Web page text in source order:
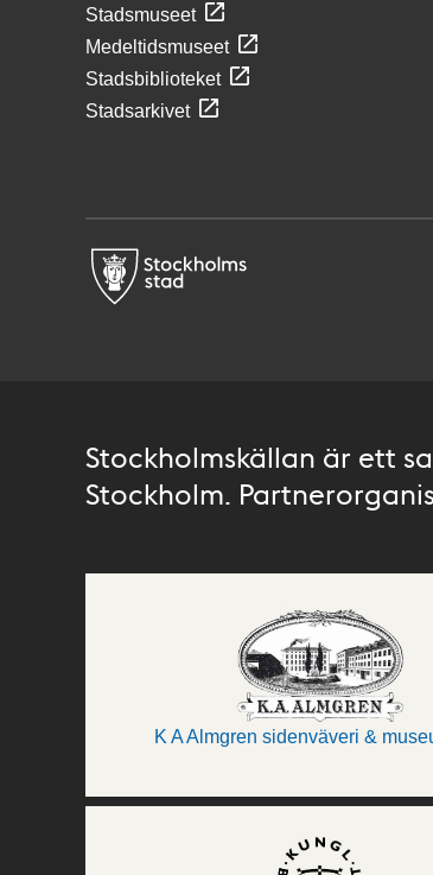
Stadsmuseet
Medeltidsmuseet
Stadsbiblioteket
Stadsarkivet
Stockholmskällan är ett
Stockholm.
K A Almgren sidenväveri &